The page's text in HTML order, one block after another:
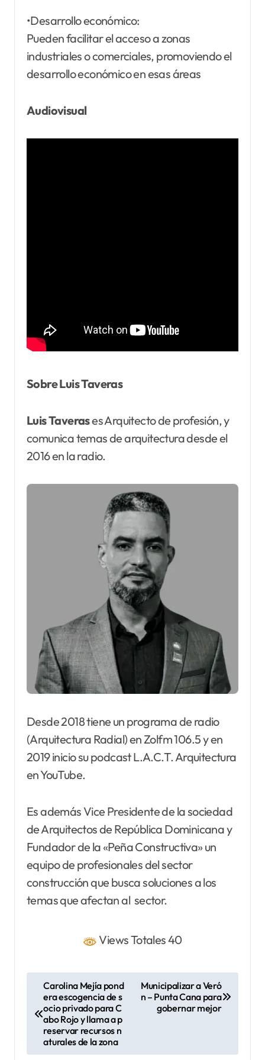
•Desarrollo económico:
Pueden facilitar el acceso a zonas
industriales o comerciales, promoviendo el
desarrollo económico en esas áreas
Audiovisual
Sobre Luis Taveras
Luis Taverases Arquitecto de profesión, y
comunica temas de arquitectura desde el
2016 en la radio.
Desde 2018 tiene un programa de radio
(Arquitectura Radial) en Zolfm 106.5 y en
2019 inicio su podcast L.A.C.T. Arquitectura
en YouTube.
Es además Vice Presidente de la sociedad
de Arquitectos de República Dominicana y
Fundador de la «Peña Constructiva» un
equipo de profesionales del sector
construcción que busca soluciones a los
temas que afectan al sector.
Views Totales 40
Carolina Mejía pond
era escogencia de s
ocio privado para C
abo Rojo y llama a p
reservar recursos n
aturales de la zona
Municipalizar a Veró
n – Punta Cana para
gobernar mejor